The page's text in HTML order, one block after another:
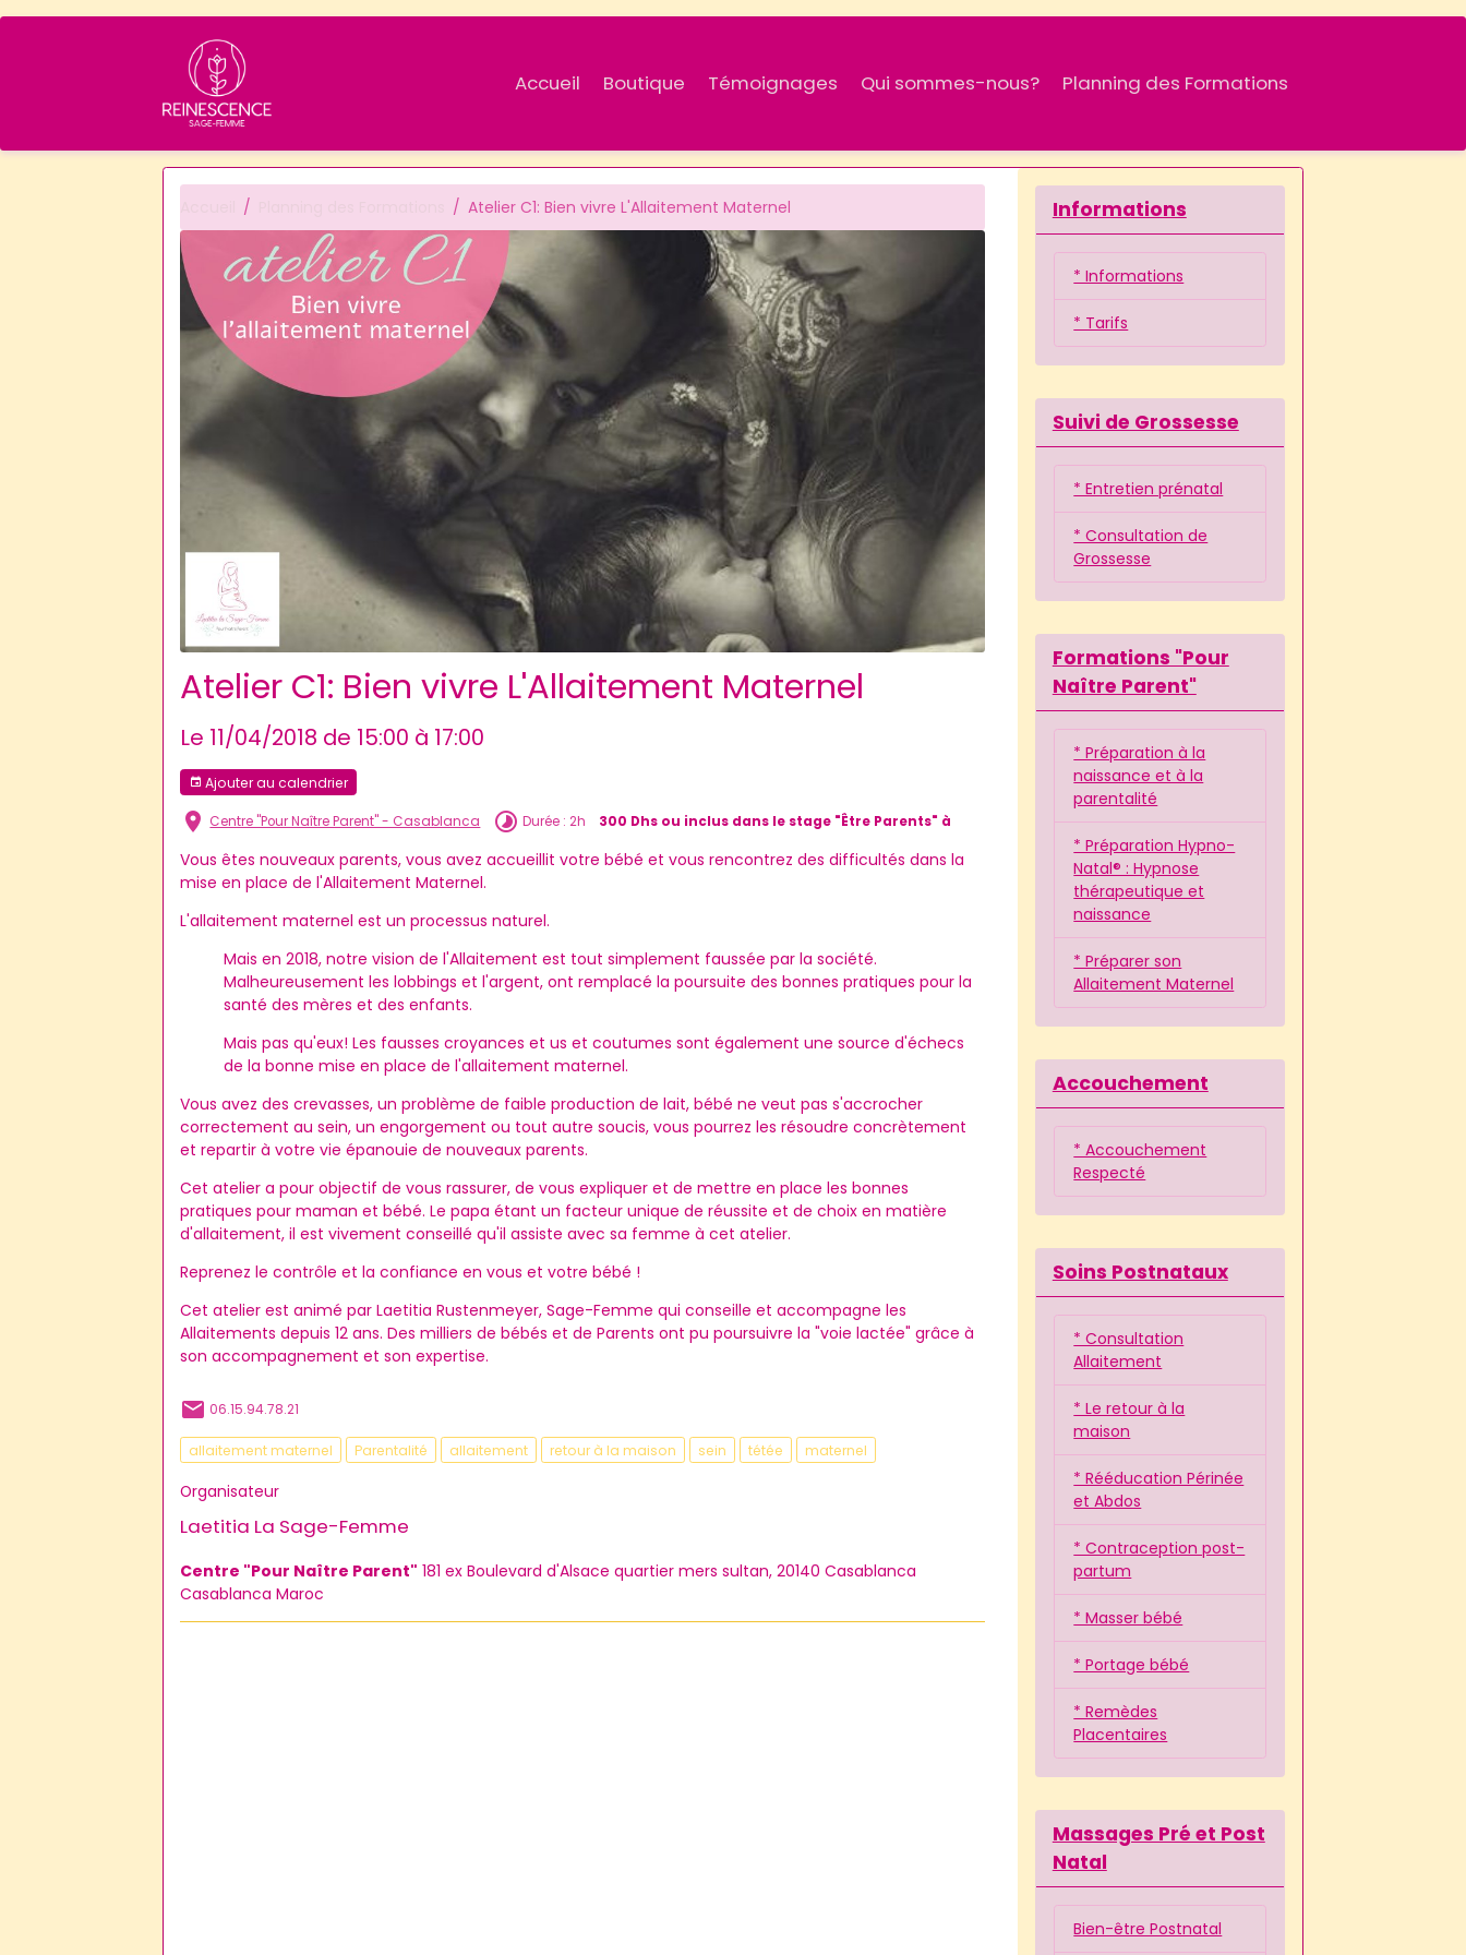
Accueil Boutique Témoignages Qui sommes-nous? Planning des Formations
Atelier C1: Bien vivre L'Allaitement Maternel
Atelier C1: Bien vivre L'Allaitement Maternel
Le 11/04/2018 de 15:00 à 17:00
Ajouter au calendrier
Centre "Pour Naître Parent" - Casablanca Durée : 2h 300 Dhs ou inclus dans le stage "Être Parents" à
Vous êtes nouveaux parents, vous avez accueillit votre bébé et vous rencontrez des difficultés dans la
mise en place de l'Allaitement Maternel.
L'allaitement maternel est un processus naturel.
Mais en 2018, notre vision de l'Allaitement est tout simplement faussée par la société.
Malheureusement les lobbings et l'argent, ont remplacé la poursuite des bonnes pratiques pour la
santé des mères et des enfants.
Mais pas qu'eux! Les fausses croyances et us et coutumes sont également une source d'échecs
de la bonne mise en place de l'allaitement maternel.
Vous avez des crevasses, un problème de faible production de lait, bébé ne veut pas s'accrocher
correctement au sein, un engorgement ou tout autre soucis, vous pourrez les résoudre concrètement
et repartir à votre vie épanouie de nouveaux parents.
Cet atelier a pour objectif de vous rassurer, de vous expliquer et de mettre en place les bonnes
pratiques pour maman et bébé. Le papa étant un facteur unique de réussite et de choix en matière
d'allaitement, il est vivement conseillé qu'il assiste avec sa femme à cet atelier.
Reprenez le contrôle et la confiance en vous et votre bébé !
Cet atelier est animé par Laetitia Rustenmeyer, Sage-Femme qui conseille et accompagne les
Allaitements depuis 12 ans. Des milliers de bébés et de Parents ont pu poursuivre la "voie lactée" grâce à
son accompagnement et son expertise.
06.15.94.78.21
allaitement maternel Parentalité allaitement retour à la maison sein tétée maternel
Organisateur
Laetitia La Sage-Femme
Centre "Pour Naître Parent" 181 ex Boulevard d'Alsace quartier mers sultan, 20140 Casablanca
Casablanca Maroc
Informations
* Informations
* Tarifs
Suivi de Grossesse
* Entretien prénatal
* Consultation de
Grossesse
Formations "Pour
Naître Parent"
* Préparation à la
naissance et à la
parentalité
* Préparation Hypno-
Natal® : Hypnose
thérapeutique et
naissance
* Préparer son
Allaitement Maternel
Accouchement
* Accouchement
Respecté
Soins Postnataux
* Consultation
Allaitement
* Le retour à la
maison
* Rééducation Périnée
et Abdos
* Contraception post-
partum
* Masser bébé
* Portage bébé
* Remèdes
Placentaires
Massages Pré et Post
Natal
Bien-être Postnatal